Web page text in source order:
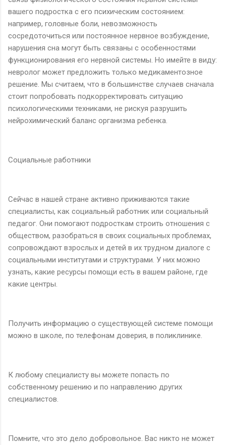
вашего подростка с его психическим состоянием:
например, головные боли, невозможность
сосредоточиться или постоянное нервное возбуждение,
нарушения сна могут быть связаны с особенностями
функционирования его нервной системы. Но имейте в виду:
невролог может предложить только медикаментозное
решение. Мы считаем, что в большинстве случаев сначала
стоит попробовать подкорректировать ситуацию
психологическими техниками, не рискуя разрушить
нейрохимический баланс организма ребенка.
Социальные работники
Сейчас в нашей стране активно приживаются такие
специалисты, как социальный работник или социальный
педагог. Они помогают подросткам строить отношения с
обществом, разобраться в своих социальных проблемах,
сопровождают взрослых и детей в их трудном диалоге с
социальными институтами и структурами. У них можно
узнать, какие ресурсы помощи есть в вашем районе, где
какие центры.
Получить информацию о существующей системе помощи
можно в школе, по телефонам доверия, в поликлинике.
К любому специалисту вы можете попасть по
собственному решению и по направлению других
специалистов.
Помните, что это дело добровольное. Вас никто не может